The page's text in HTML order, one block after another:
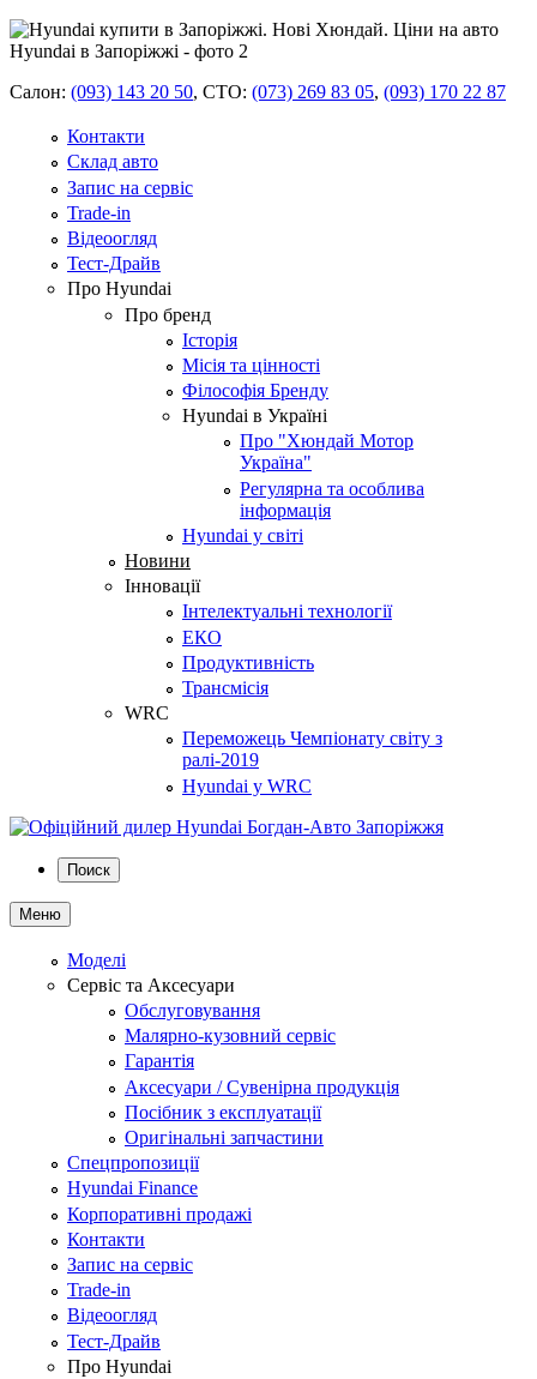
Салон: (093) 143 20 50, СТО: (073) 269 83 05, (093) 170 22 87
Контакти
Склад авто
Запис на сервіс
Trade-in
Відеоогляд
Тест-Драйв
Про Hyundai
Про бренд
Історія
Місія та цінності
Філософія Бренду
Hyundai в Україні
Про "Хюндай Мотор
Україна"
Регулярна та особлива
інформація
Hyundai у світі
Новини
Інновації
Інтелектуальні технології
ЕКО
Продуктивність
Трансмісія
WRC
Переможець Чемпіонату світу з
ралі-2019
Hyundai у WRC
Поиск
Меню
Моделі
Сервіс та Аксесуари
Обслуговування
Малярно-кузовний сервіс
Гарантія
Аксесуари / Сувенірна продукція
Посібник з експлуатації
Оригінальні запчастини
Спецпропозиції
Hyundai Finance
Корпоративні продажі
Контакти
Запис на сервіс
Trade-in
Відеоогляд
Тест-Драйв
Про Hyundai